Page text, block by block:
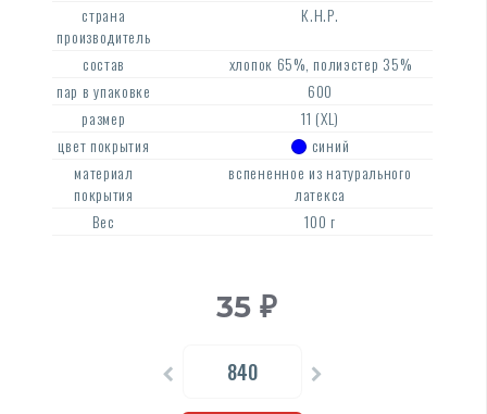
страна
производитель
К.Н.Р.
состав
хлопок 65%, полиэстер 35%
пар в упаковке
600
размер
11 (XL)
цвет покрытия
синий
материал
покрытия
вспененное из натурального
латекса
Вес
100 г
35 ₽